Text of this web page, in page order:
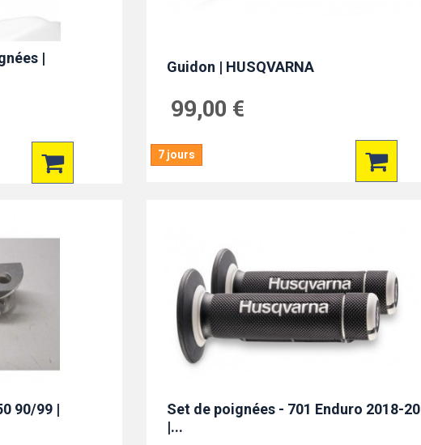
|
Guidon | HUSQVARNA
99,00 €
7 jours
90/99 |
Set de poignées - 701 Enduro 2018-20
|...